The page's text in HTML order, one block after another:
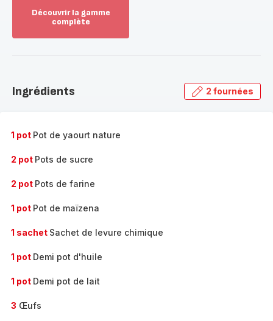
Découvrir la gamme
complète
gamme
Ingrédients 2 fournées
1 pot Pot de yaourt nature
2 pot Pots de sucre
2 pot Pots de farine
1 pot Pot de maïzena
1 sachet Sachet de levure chimique
1 pot Demi pot d'huile
1 pot Demi pot de lait
3 Œufs